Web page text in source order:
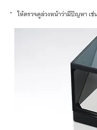
* ให้ตรวจดูล่วงหน้าว่ามีปัญหาเช่